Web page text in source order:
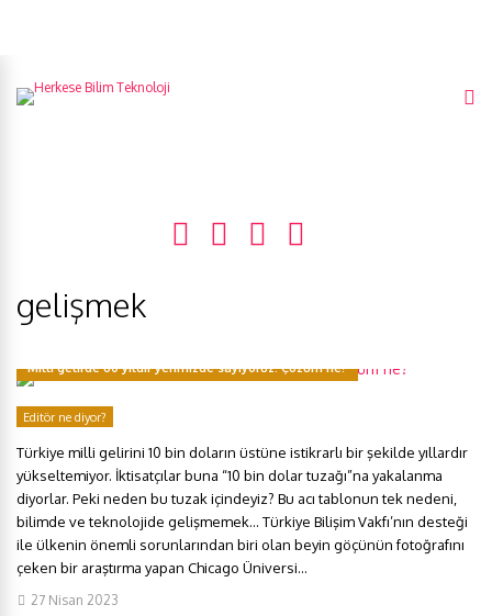
gelişmek
Milli gelirde 60 yıldır yerimizde sayıyoruz! Çözüm ne?
Editör ne diyor?
Türkiye milli gelirini 10 bin doların üstüne istikrarlı bir şekilde yıllardır
yükseltemiyor. İktisatçılar buna “10 bin dolar tuzağı”na yakalanma
diyorlar. Peki neden bu tuzak içindeyiz? Bu acı tablonun tek nedeni,
bilimde ve teknolojide gelişmemek… Türkiye Bilişim Vakfı’nın desteği
ile ülkenin önemli sorunlarından biri olan beyin göçünün fotoğrafını
çeken bir araştırma yapan Chicago Üniversi...
27 Nisan 2023